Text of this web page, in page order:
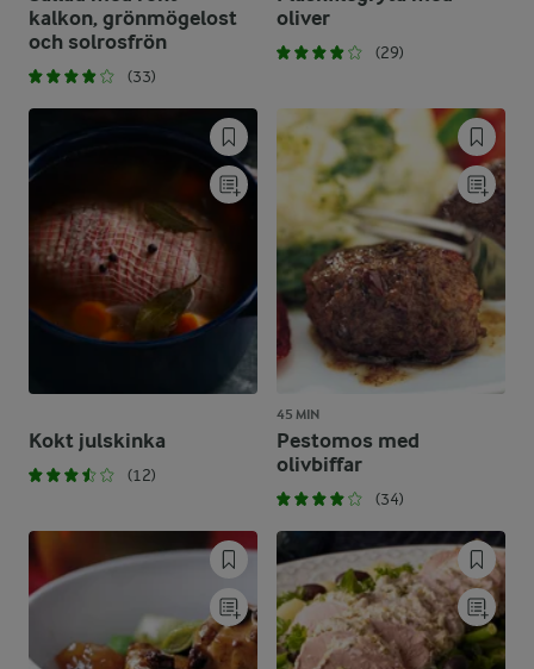
kalkon, grönmögelost
och solrosfrön
(33)
oliver
(29)
Kokt julskinka
(12)
45 MIN
Pestomos med
olivbiffar
(34)